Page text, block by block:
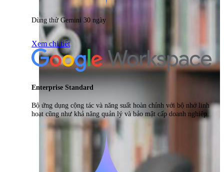
Dùng thử Gemini 30 ngày
Xem chi tiết
Enterprise Standard
Bộ ứng dụng cộng tác và năng suất hoàn chỉnh với bộ nhớ linh
hoạt cũng như khả năng quản lý và bảo mật cấp doanh nghiệp.